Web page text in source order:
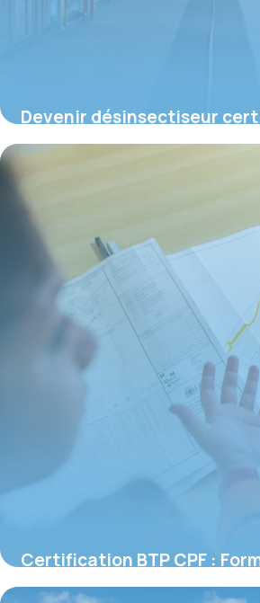
Devenir désinsectiseur
compétences et
Certification BTP CPF :
Éligible